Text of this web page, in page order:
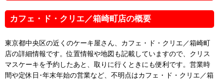
カフェ・ド・クリエ／箱崎町店の概要
東京都中央区の近くのケーキ屋さん、カフェ・ド・クリエ／箱崎町
店の詳細情報です。位置情報や地図も記載していますので、クリス
マスケーキを予約したあと、取りに行くときにも便利です。営業時
間や定休日･年末年始の営業など、不明点はカフェ・ド・クリエ／箱